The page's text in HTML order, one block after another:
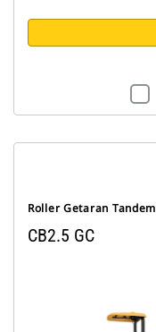
Roller Getaran Tandem
CB2.5 GC